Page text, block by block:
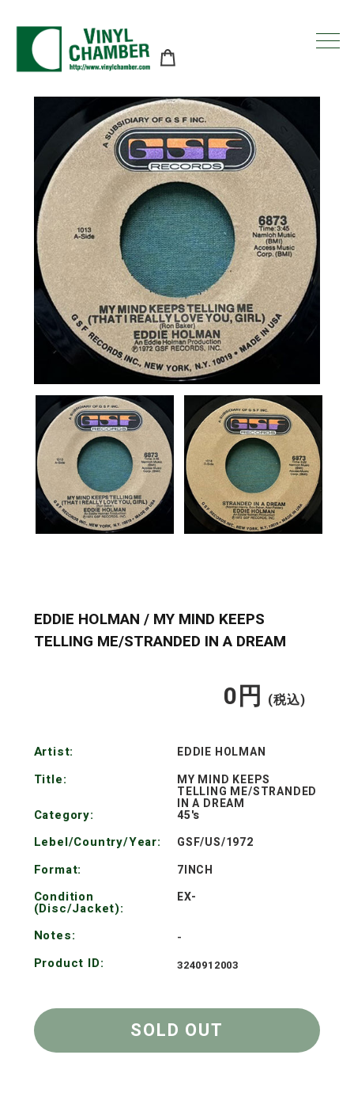
EDDIE HOLMAN / MY MIND KEEPS
TELLING ME/STRANDED IN A DREAM
0円 (税込)
Artist: EDDIE HOLMAN
Title: MY MIND KEEPS
TELLING ME/STRANDED
IN A DREAM
Category: 45's
Lebel/Country/Year: GSF/US/1972
Format: 7INCH
Condition
(Disc/Jacket):
EX-
Notes: -
Product ID: 3240912003
SOLD OUT